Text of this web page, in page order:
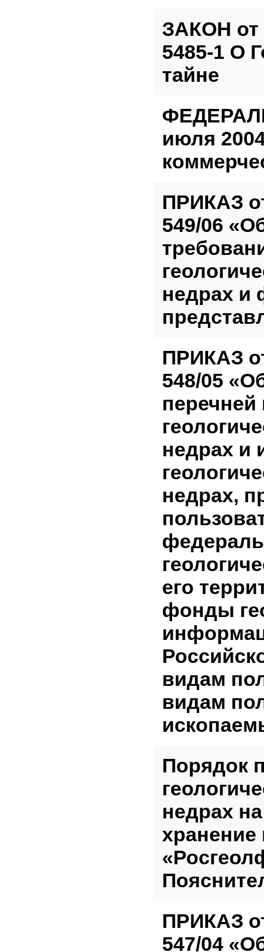
ЗАКОН от
5485-1 О
тайне
июля
ПРИКАЗ
549/06
недрах и
ПРИКАЗ
548/05
недрах и
недрах,
его
фонды
видам
видам
Порядок
недрах
ПРИКАЗ
547/04